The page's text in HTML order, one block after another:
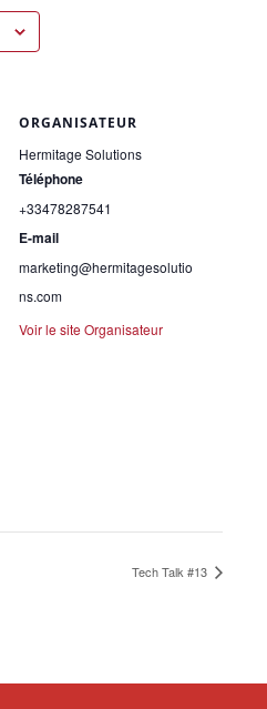
ORGANISATEUR
Hermitage Solutions
Téléphone
+33478287541
E-mail
marketing@hermitagesolutio
ns.com
Voir le site Organisateur
Tech Talk #13